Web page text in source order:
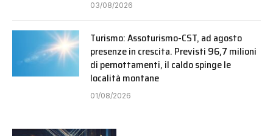
03/08/2026
Turismo: Assoturismo-CST, ad agosto
presenze in crescita. Previsti 96,7 milioni
di pernottamenti, il caldo spinge le
località montane
01/08/2026